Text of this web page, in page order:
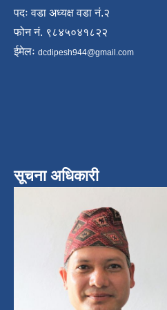
पदः वडा अध्यक्ष वडा नं.२
फोन नं. ९८४५०४१८२२
ईमेलः dcdipesh944@gmail.com
सूचना अधिकारी